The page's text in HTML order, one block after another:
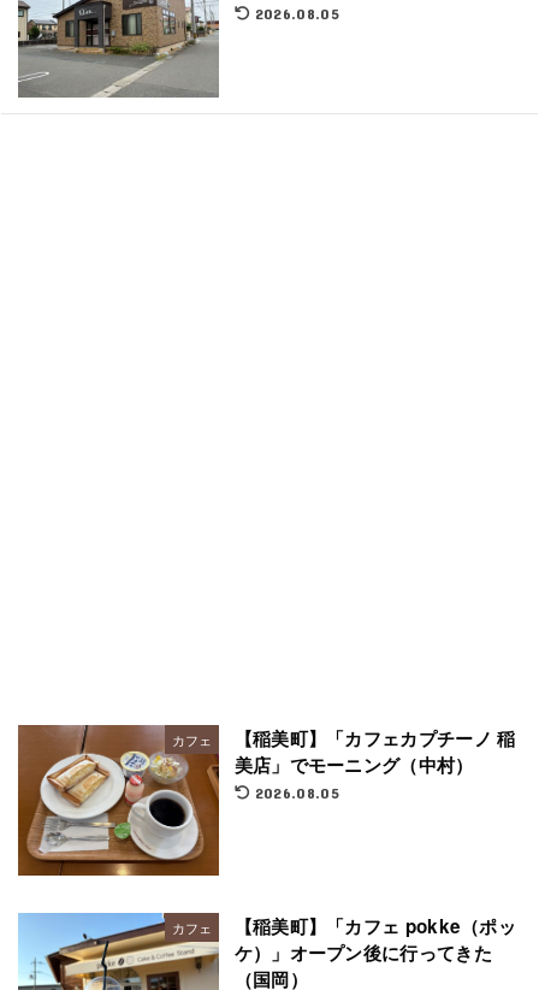
2026.08.05
カフェ
【稲美町】「カフェカプチーノ 稲
美店」でモーニング（中村）
2026.08.05
カフェ
【稲美町】「カフェ pokke（ポッ
ケ）」オープン後に行ってきた
（国岡）